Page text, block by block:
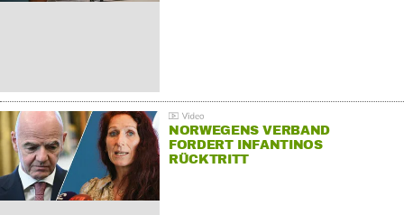
NORWEGENS VERBAND
FORDERT INFANTINOS
RÜCKTRITT